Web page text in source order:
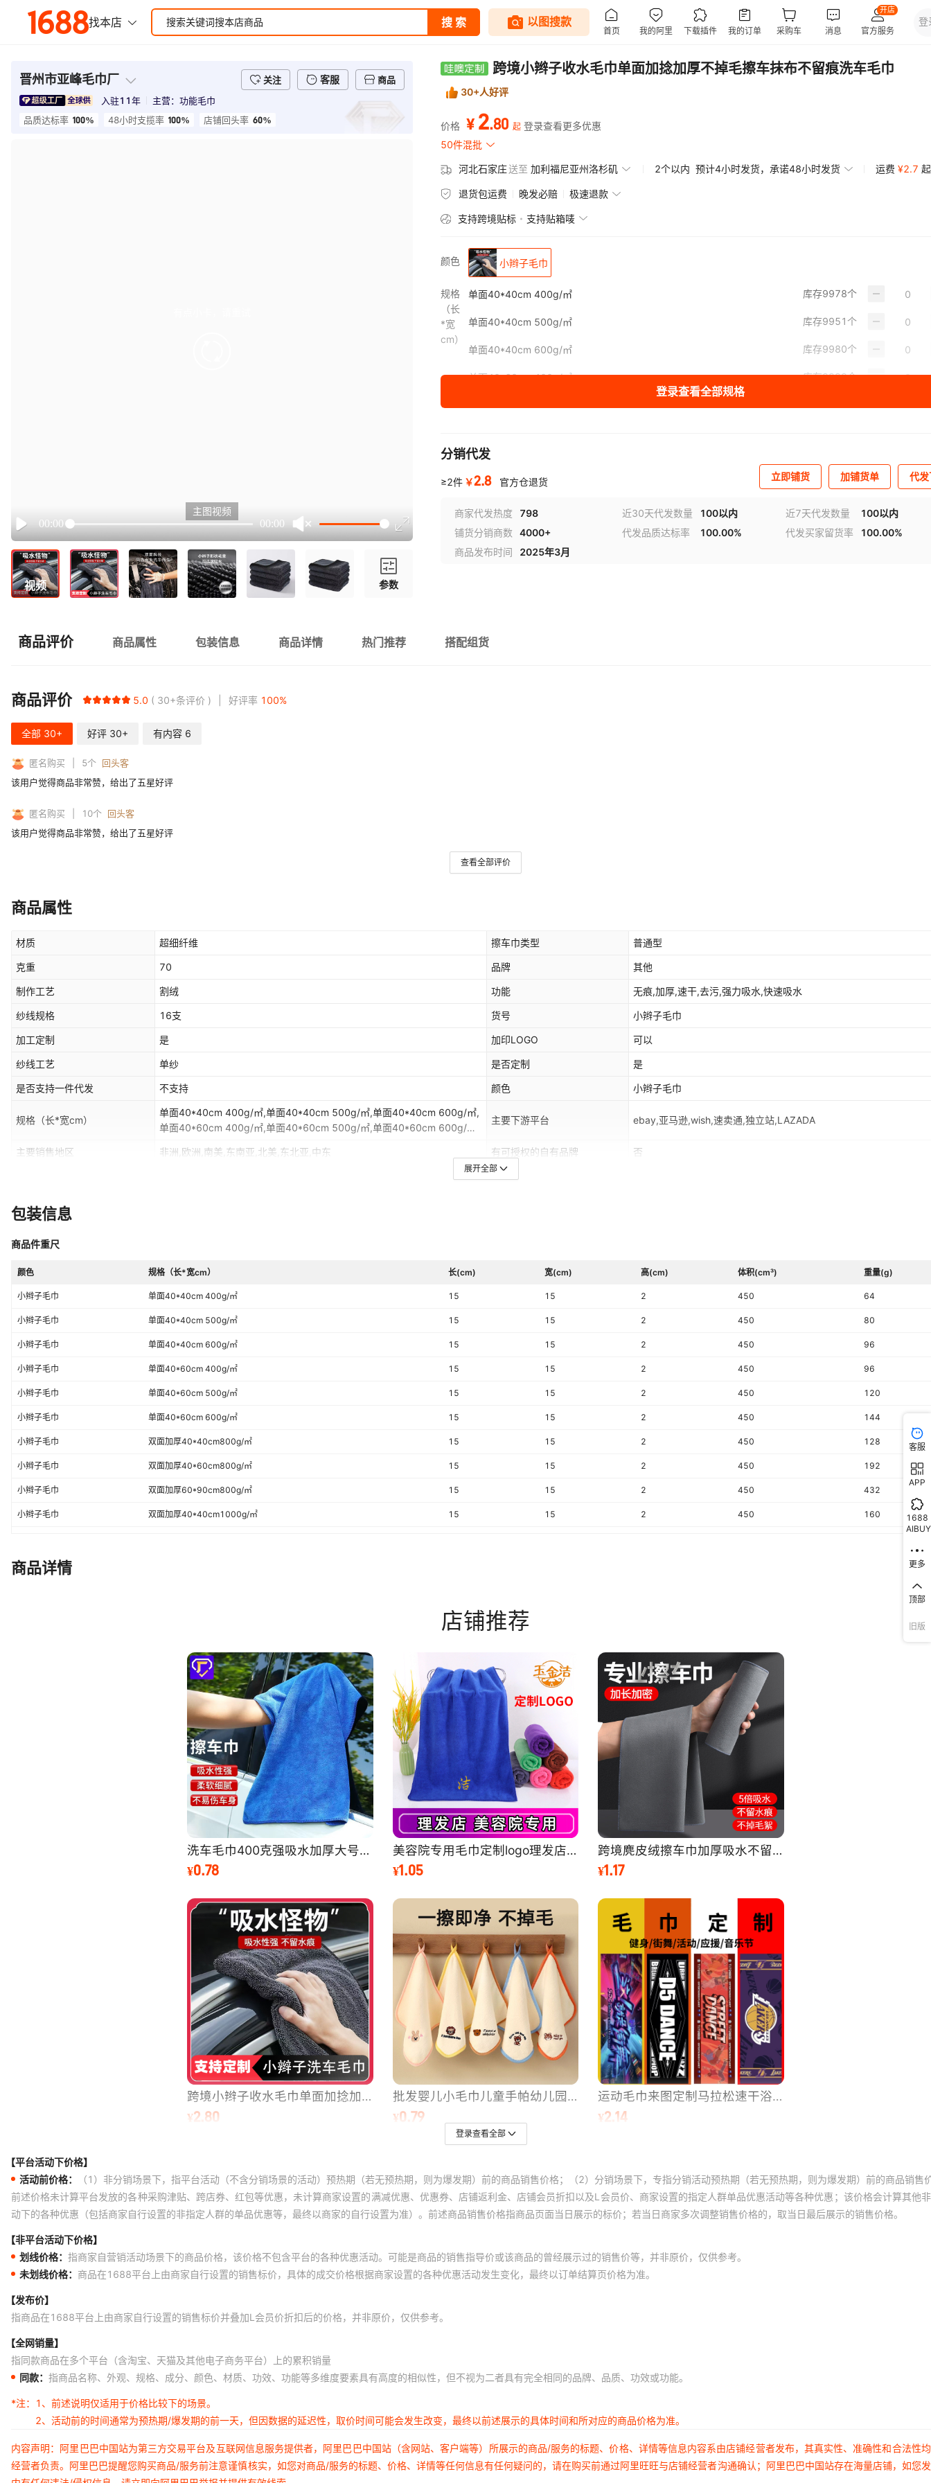
晋州市亚峰毛巾厂 关注 客服
商品
入驻11年 主营： 功能毛巾
品质达标率 100% 48小时支揽率 100% 店铺回头率 60%
Play
00:00 00:00
主图视频
视频 参数
跨境小辫子收水毛巾单面加捻加厚不掉毛擦车抹布不留痕洗车毛巾
30+人好评
价格 ¥ 2.80 起 登录查看更多优惠
50件混批
河北石家庄送至 加利福尼亚州洛杉矶 2个以内 预计4小时发货，承诺48小时发货 运费 ¥2.7 起
退货包运费 晚发必赔 极速退款
支持跨境贴标 支持贴箱唛
颜色 小辫子毛巾
规格
（长
*宽
cm）
单面40*40cm 400g/㎡ 库存9978个
单面40*40cm 500g/㎡ 库存9951 个
单面40*40cm 600g/㎡ 库存9980个
单面40*60cm 400g/㎡ 库存9999个
双面加厚40*40cm800g/㎡
双面加厚40*60cm800g/㎡ 库存 9992个
双面加厚60*90cm800g/㎡ 库存9998个
登录查看全部规格
分销代发
≥2件 ￥2.8 官方仓退货 立即铺货 加铺货单 代
商家代发热度 798 近30天代发数量 100以内 近7天代发数量
100以内
铺货分销商数 4000+ 代发品质达标率 100.00% 代发买家留货率
100.00%
商品发布时间
2025年3月
商品评价 商品属性 包装信息 商品详情 热门推荐 搭配组货
商品评价 5.0 30+条评价 好评率 100%
全部 30+ 好评 30+ 有内容 6
匿名购买 5个 回头客
该用户觉得商品非常赞，给出了五星好评
匿名购买 10个 回头客
该用户觉得商品非常赞，给出了五星好评
查看全部评价
商品属性
材质 超细纤维 擦车巾类型 普通型
克重 70 品牌 其他
制作工艺 割绒 功能 无痕,加厚,速干,去污,强力吸水,快速吸水
纱线规格 16支 货号 小辫子毛巾
加工定制 是 加印LOGO 可以
纱线工艺 单纱 是否定制 是
是否支持一件代发 不支持 颜色 小辫子毛巾
规格（长*宽cm）
单面40*40cm 400g/㎡,单面40*40cm 500g/㎡,单面40*40cm 600g/㎡,
单面40*60cm 400g/㎡,单面40*60cm 500g/㎡,单面40*60cm 600g/㎡,
60*90cm800g/㎡,双面加厚40*40cm1000g/㎡,双面加厚
主要下游平台 ebay,亚马逊,wish,速卖通,独立站,LAZADA
主要销售地区 非洲,欧洲,南美,东南亚,北美,东北亚,中东 有可授权的自有品牌 否
适用场景
展开全部
包装信息
商品件重尺
颜色 规格（长*宽cm） 长(cm) 宽(cm) 高(cm) 体积(cm³) 重量(g)
小辫子毛巾 单面40*40cm 400g/㎡ 15 15 2 450 64
小辫子毛巾 单面40*40cm 500g/㎡ 15 15 2 450 80
小辫子毛巾 单面40*40cm 600g/㎡ 15 15 2 450 96
小辫子毛巾 单面40*60cm 400g/㎡ 15 15 2 450 96
小辫子毛巾 单面40*60cm 500g/㎡ 15 15 2 450 120
小辫子毛巾 单面40*60cm 600g/㎡ 15 15 2 450 144
小辫子毛巾 双面加厚40*40cm800g/㎡ 15 15 2 450 128
小辫子毛巾 双面加厚40*60cm800g/㎡ 15 15 2 450 192
小辫子毛巾 双面加厚60*90cm800g/㎡ 15 15 2 450 432
小辫子毛巾 双面加厚40*40cm1000g/㎡ 15 15 2 450 160
小辫子毛巾
15
商品详情
登录查看全部
【平台活动下价格】
活动前价格：
（1）非分销场景下，指平台活动（不含分销场景的活动）预热期（若无预热期，则为爆发期）前的商品销售价格；（2）分销场景下，专指分销活动预热期（若无预热期，则为爆发期）前的商品销售
前述价格未计算平台发放的各种采购津贴、跨店券、红包等优惠，未计算商家设置的满减优惠、优惠券、店铺返利金、店铺会员折扣以及L会员价、商家设置的指定人群单品优惠活动等各种优惠；该价格会计算其他
动下的各种优惠（包括商家自行设置的非指定人群的单品优惠等，最终以商家的自行设置为准）。前述商品销售价格指商品页面当日展示的标价；若当日商家多次调整销售价格的，取当日最后展示的销售价格。
【非平台活动下价格】
划线价格： 指商家自营销活动场景下的商品价格，该价格不包含平台的各种优惠活动。可能是商品的销售指导价或该商品的曾经展示过的销售价等，并非原价，仅供参考。
未划线价格： 商品在1688平台上由商家自行设置的销售标价，具体的成交价格根据商家设置的各种优惠活动发生变化，最终以订单结算页价格为准。
【发布价】
指商品在1688平台上由商家自行设置的销售标价并叠加L会员价折扣后的价格，并非原价，仅供参考。
【全网销量】
指同款商品在多个平台（含淘宝、天猫及其他电子商务平台）上的累积销量
同款： 指商品名称、外观、规格、成分、颜色、材质、功效、功能等多维度要素具有高度的相似性，但不视为二者具有完全相同的品牌、品质、功效或功能。
*注：
1、前述说明仅适用于价格比较下的场景。
2、活动前的时间通常为预热期/爆发期的前一天，但因数据的延迟性，取价时间可能会发生改变，最终以前述展示的具体时间和所对应的商品价格为准。
内容声明：阿里巴巴中国站为第三方交易平台及互联网信息服务提供者，阿里巴巴中国站（含网站、客户端等）所展示的商品/服务的标题、价格、详情等信息内容系由店铺经营者发布，其真实性、准确性和合法性
经营者负责。阿里巴巴提醒您购买商品/服务前注意谨慎核实，如您对商品/服务的标题、价格、详情等任何信息有任何疑问的，请在购买前通过阿里旺旺与店铺经营者沟通确认；阿里巴巴中国站存在海量店铺，如您
客服
APP
1688
AIBUY
更多
顶部
旧版